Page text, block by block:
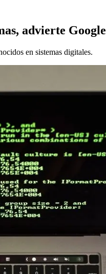
advierte Google
en sistemas digitales.